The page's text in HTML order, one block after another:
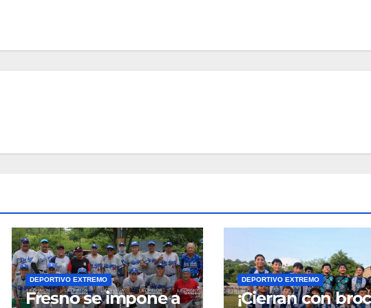
DEPORTIVO EXTREMO
Fresno se impone a
DEPORTIVO EXTREMO
¡Cierran con